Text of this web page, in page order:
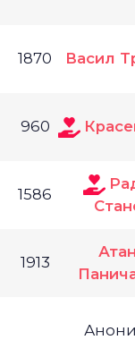
1870 Васил
960
1586
1913